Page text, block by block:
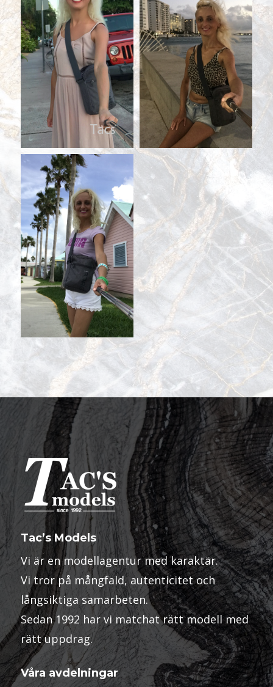
Tac’s Models
Vi är en modellagentur med karaktär.
Vi tror på mångfald, autenticitet och
långsiktiga samarbeten.
Sedan 1992 har vi matchat rätt modell med
rätt uppdrag.
Våra avdelningar